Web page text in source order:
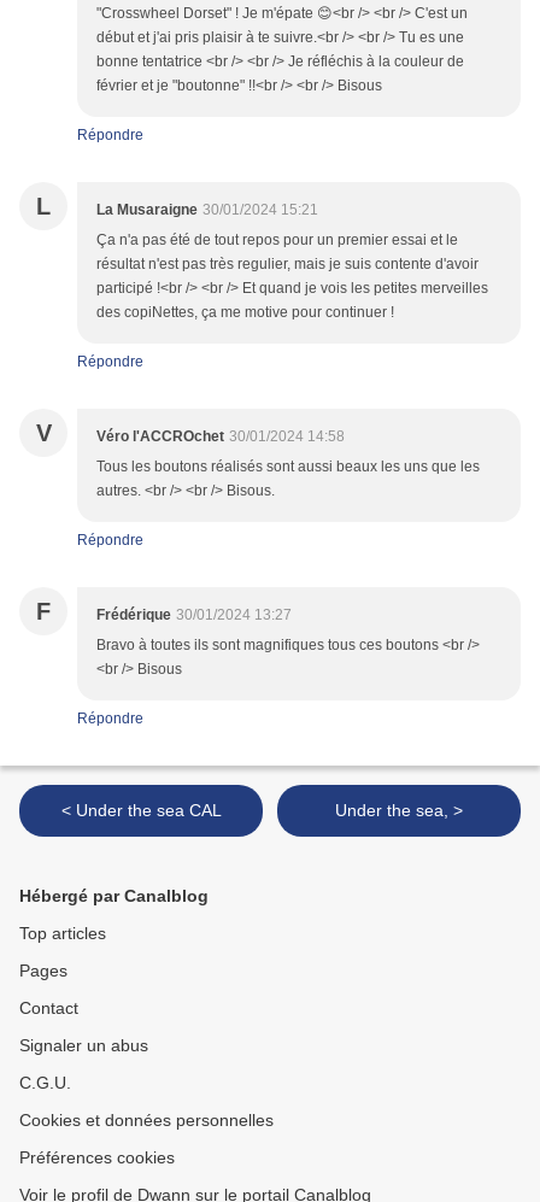
"Crosswheel Dorset" ! Je m'épate 😊<br /> <br /> C'est un
début et j'ai pris plaisir à te suivre.<br /> <br /> Tu es une
bonne tentatrice <br /> <br /> Je réfléchis à la couleur de
février et je "boutonne" !!<br /> <br /> Bisous
Répondre
L La Musaraigne 30/01/2024 15:21
Ça n'a pas été de tout repos pour un premier essai et le
résultat n'est pas très regulier, mais je suis contente d'avoir
participé !<br /> <br /> Et quand je vois les petites merveilles
des copiNettes, ça me motive pour continuer !
Répondre
V Véro l'ACCROchet 30/01/2024 14:58
Tous les boutons réalisés sont aussi beaux les uns que les
autres. <br /> <br /> Bisous.
Répondre
F Frédérique 30/01/2024 13:27
Bravo à toutes ils sont magnifiques tous ces boutons <br />
<br /> Bisous
Répondre
< Under the sea CAL Under the sea, >
Hébergé par Canalblog
Top articles
Pages
Contact
Signaler un abus
C.G.U.
Cookies et données personnelles
Préférences cookies
Voir le profil de Dwann sur le portail Canalblog